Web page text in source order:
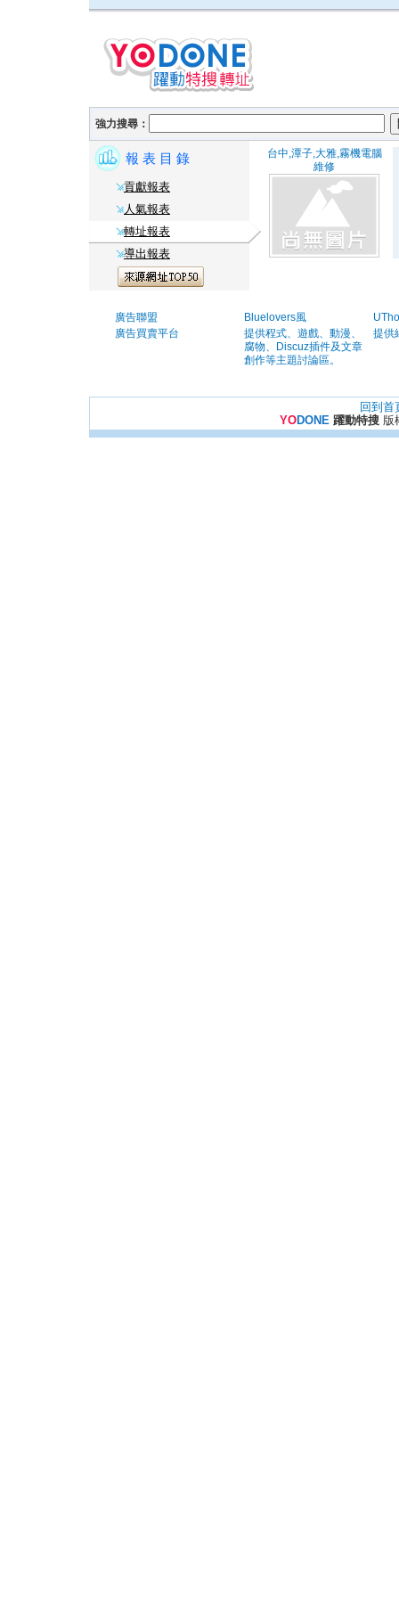
強力搜尋：
報 表 目 錄
貢獻報表
人氣報表
轉址報表
導出報表
台中,潭子,大雅,霧機電腦
維修
廣告聯盟
廣告買賣平台
Bluelovers風
提供程式、遊戲、動漫、
腐物、Discuz插件及文章
創作等主題討論區。
提供
回到首
YODONE 躍動特搜版